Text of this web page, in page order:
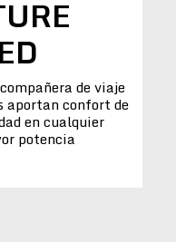
de viaje
aportan confort de
en cualquier
potencia